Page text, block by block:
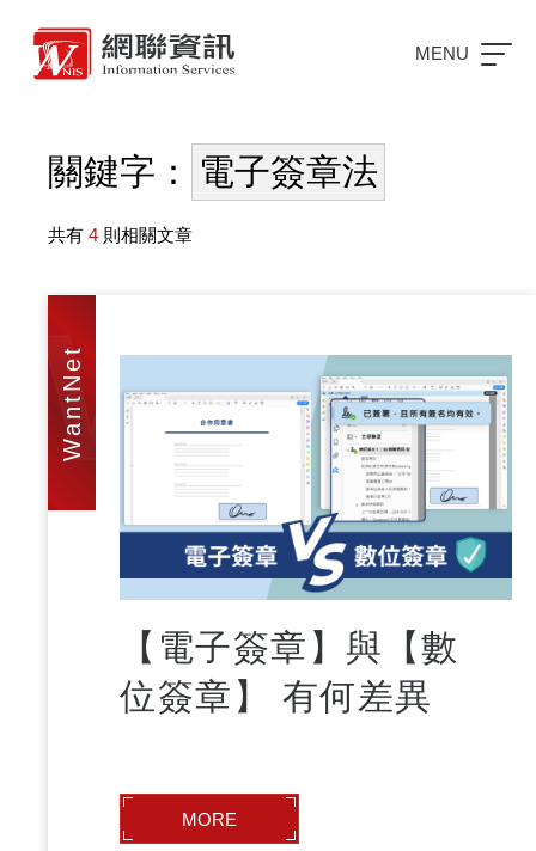
MENU
關鍵字： 電子簽章法
共有 4 則相關文章
【電子簽章】與【數
位簽章】 有何差異
MORE